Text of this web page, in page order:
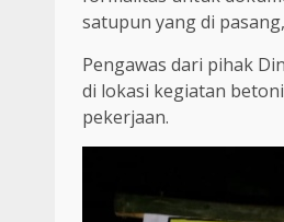
satupun yang di
Pengawas dari pihak
di lokasi kegiatan
pekerjaan.